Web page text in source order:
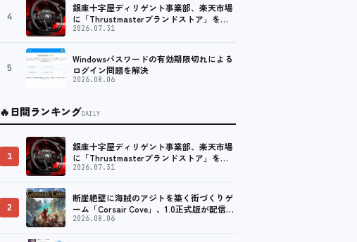
4
銀座十字屋ディリゲント事業部、楽天市場
に「Thrustmasterブランドストア」をオ
ープン。記念キャンペーンでポイントアッ
ローラーを中心に、幅広くラインナップ
2026.07.31
5
Windowsパスワードの有効期限切れによる
ログイン問題を解決
2026.08.06
🔥日間ランキングDAILY
1
銀座十字屋ディリゲント事業部、楽天市場
に「Thrustmasterブランドストア」をオ
ープン。記念キャンペーンでポイントアッ
ローラーを中心に、幅広くラインナップ
2026.07.31
2
断崖絶壁に海賊のアジトを築く街づくりゲ
ーム「Corsair Cove」、1.0正式版が配信開
始！
2026.08.06